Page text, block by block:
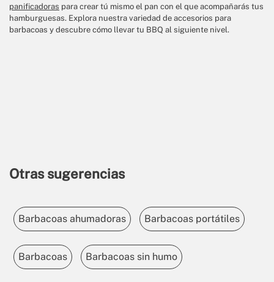
panificadoras para crear tú mismo el pan con el que acompañarás tus
hamburguesas. Explora nuestra variedad de accesorios para
barbacoas y descubre cómo llevar tu BBQ al siguiente nivel.
Otras sugerencias
Barbacoas ahumadoras Barbacoas portátiles
Barbacoas Barbacoas sin humo